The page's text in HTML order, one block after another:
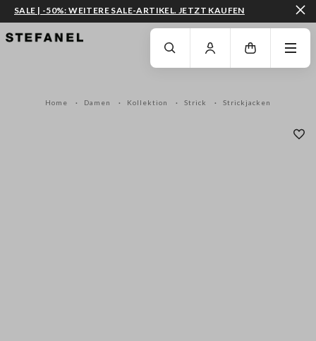
ZUM HAUPTINHALT SPRINGEN GEHEN SIE ZUM ENDE DER SEITE
SALE | -50%: WEITERE SALE-ARTIKEL. JETZT KAUFEN
Home Damen Kollektion Strick Strickjacken